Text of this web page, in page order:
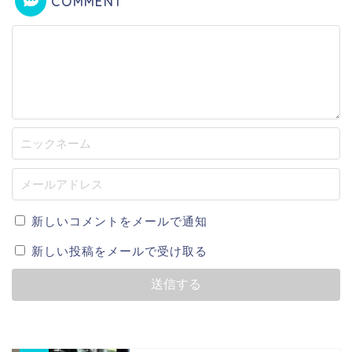
新しいコメントをメールで通知
新しい投稿をメールで受け取る